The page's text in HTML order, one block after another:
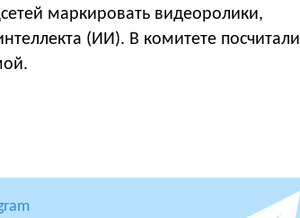
маркировать видеоролики,
(ИИ). В комитете посчитали